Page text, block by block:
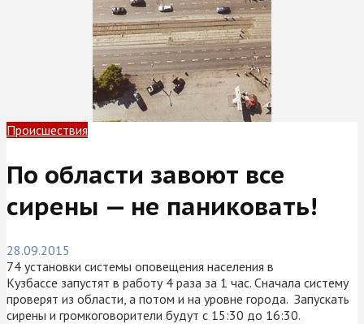
Происшествия
По области завоют все
сирены — не паниковать!
28.09.2015
74 установки системы оповещения населения в
Кузбассе запустят в работу 4 раза за 1 час. Сначала систему
проверят из области, а потом и на уровне города. Запускать
сирены и громкоговорители будут с 15:30 до 16:30.